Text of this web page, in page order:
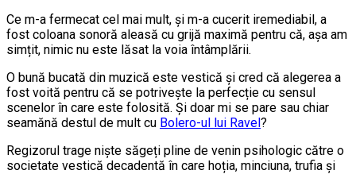
Ce m-a fermecat cel mai mult, și m-a cucerit iremediabil, a
fost coloana sonoră aleasă cu grijă maximă pentru că, așa am
simțit, nimic nu este lăsat la voia întâmplării.
O bună bucată din muzică este vestică și cred că alegerea a
fost voită pentru că se potrivește la perfecție cu sensul
scenelor în care este folosită. Și doar mi se pare sau chiar
seamănă destul de mult cu Bolero-ul lui Ravel?
Regizorul trage niște săgeți pline de venin psihologic către o
societate vestică decadentă în care hoția, minciuna, trufia și